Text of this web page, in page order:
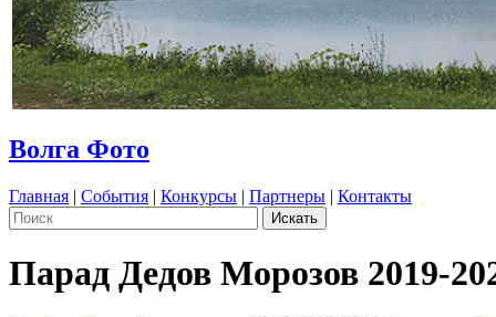
Волга Фото
Главная | События | Конкурсы | Партнеры | Контакты
Парад Дедов Морозов 2019-